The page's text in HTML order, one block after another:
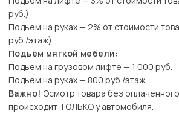
руб.)
Подъем на руках — 2% от стоимости
руб./этаж)
Подъём мягкой мебели:
Подъем на грузовом лифте — 1 000 руб.
Подъем на руках — 800 руб./этаж
Важно! Осмотр товара без
происходит ТОЛЬКО у автомобиля.